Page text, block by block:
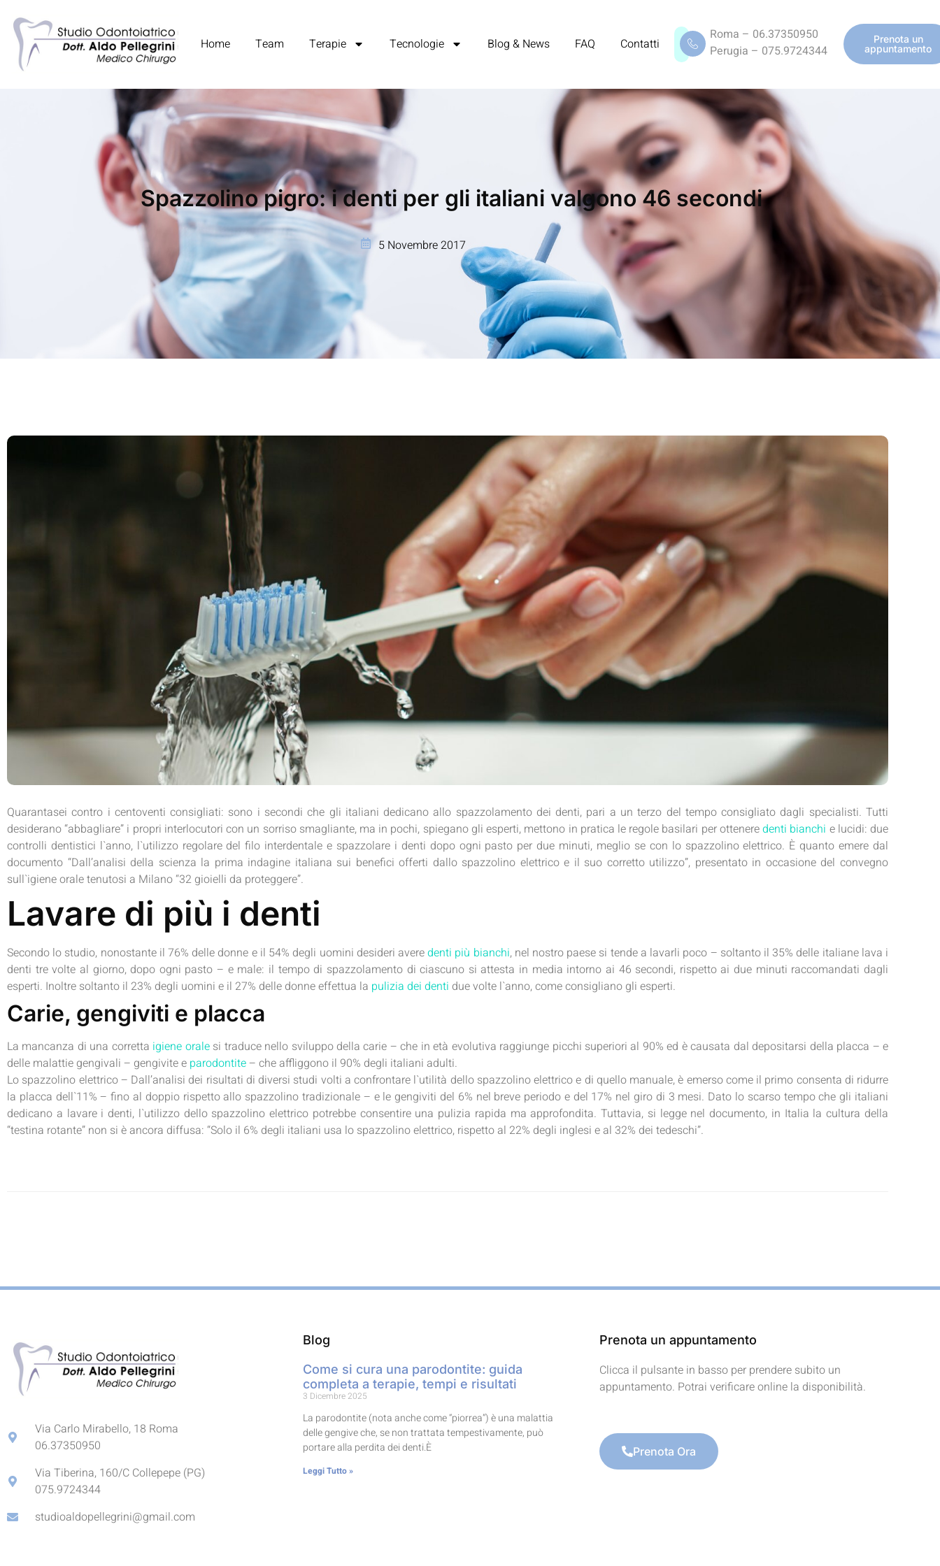
Home Team Terapie Tecnologie Blog & News FAQ Contatti
Roma – 06.37350950
Perugia – 075.9724344
Prenota un
appuntamento
Spazzolino pigro: i denti per gli italiani valgono 46 secondi
5 Novembre 2017
Quarantasei contro i centoventi consigliati: sono i secondi che gli italiani dedicano allo spazzolamento dei denti, pari a un terzo del tempo consigliato dagli specialisti. Tutti
desiderano “abbagliare” i propri interlocutori con un sorriso smagliante, ma in pochi, spiegano gli esperti, mettono in pratica le regole basilari per otteneredenti bianchi e lucidi: due
controlli dentistici l`anno, l`utilizzo regolare del filo interdentale e spazzolare i denti dopo ogni pasto per due minuti, meglio se con lo spazzolino elettrico. È quanto emere dal
documento “Dall’analisi della scienza la prima indagine italiana sui benefici offerti dallo spazzolino elettrico e il suo corretto utilizzo”, presentato in occasione del convegno
sull`igiene orale tenutosi a Milano “32 gioielli da proteggere”.
Lavare di più i denti
Secondo lo studio, nonostante il 76% delle donne e il 54% degli uomini desideri averedenti più bianchi, nel nostro paese si tende a lavarli poco – soltanto il 35% delle italiane lava i
denti tre volte al giorno, dopo ogni pasto – e male: il tempo di spazzolamento di ciascuno si attesta in media intorno ai 46 secondi, rispetto ai due minuti raccomandati dagli
esperti. Inoltre soltanto il 23% degli uomini e il 27% delle donne effettua la pulizia dei denti due volte l`anno, come consigliano gli esperti.
Carie, gengiviti e placca
La mancanza di una corretta igiene oralesi traduce nello sviluppo della carie – che in età evolutiva raggiunge picchi superiori al 90% ed è causata dal depositarsi della placca – e
delle malattie gengivali – gengivite e parodontite– che affliggono il 90% degli italiani adulti.
Lo spazzolino elettrico – Dall’analisi dei risultati di diversi studi volti a confrontare l`utilità dello spazzolino elettrico e di quello manuale, è emerso come il primo consenta di ridurre
la placca dell`11% – fino al doppio rispetto allo spazzolino tradizionale – e le gengiviti del 6% nel breve periodo e del 17% nel giro di 3 mesi. Dato lo scarso tempo che gli italiani
dedicano a lavare i denti, l`utilizzo dello spazzolino elettrico potrebbe consentire una pulizia rapida ma approfondita. Tuttavia, si legge nel documento, in Italia la cultura della
“testina rotante” non si è ancora diffusa: “Solo il 6% degli italiani usa lo spazzolino elettrico, rispetto al 22% degli inglesi e al 32% dei tedeschi”.
Via Carlo Mirabello, 18 Roma
06.37350950
Via Tiberina, 160/C Collepepe (PG)
075.9724344
studioaldopellegrini@gmail.com
Blog
Come si cura una parodontite: guida
completa a terapie, tempi e risultati
3 Dicembre 2025
La parodontite (nota anche come “piorrea”) è una malattia
delle gengive che, se non trattata tempestivamente, può
portare alla perdita dei denti.È
Leggi Tutto »
Prenota un appuntamento
Clicca il pulsante in basso per prendere subito un
appuntamento. Potrai verificare online la disponibilità.
Prenota Ora